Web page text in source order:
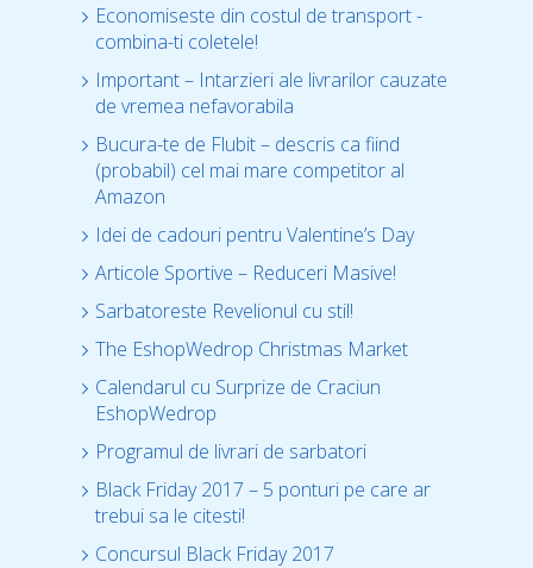
Economiseste din costul de transport -
combina-ti coletele!
Important – Intarzieri ale livrarilor cauzate
de vremea nefavorabila
Bucura-te de Flubit – descris ca fiind
(probabil) cel mai mare competitor al
Amazon
Idei de cadouri pentru Valentine’s Day
Articole Sportive – Reduceri Masive!
Sarbatoreste Revelionul cu stil!
The EshopWedrop Christmas Market
Calendarul cu Surprize de Craciun
EshopWedrop
Programul de livrari de sarbatori
Black Friday 2017 – 5 ponturi pe care ar
trebui sa le citesti!
Concursul Black Friday 2017